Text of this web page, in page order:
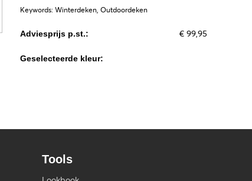
Keywords: Winterdeken, Outdoordeken
Adviesprijs p.st.: € 99,95
Geselecteerde kleur:
Tools